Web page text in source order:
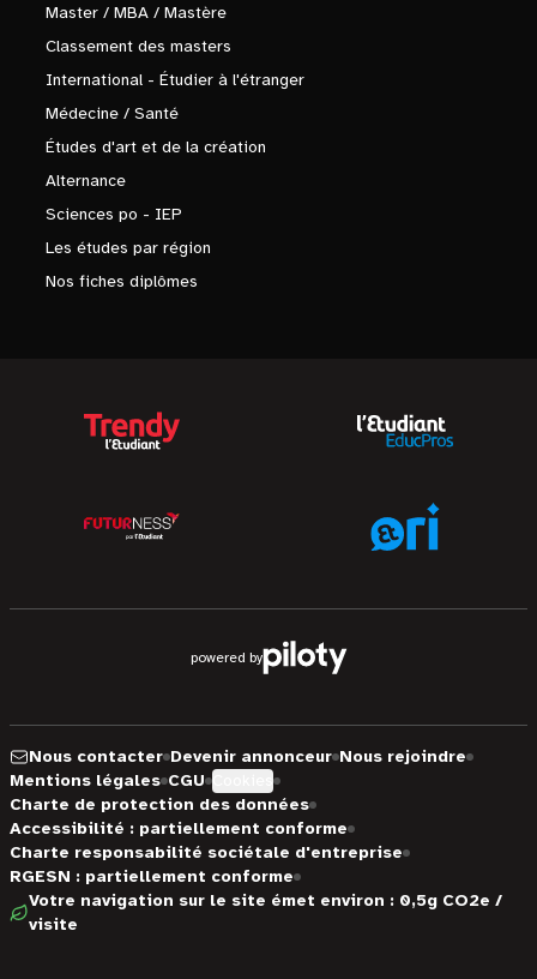
Master / MBA / Mastère
Classement des masters
International - Étudier à l'étranger
Médecine / Santé
Études d'art et de la création
Alternance
Sciences po - IEP
Les études par région
Nos fiches diplômes
powered by
Nous contacter Devenir annonceur Nous rejoindre
Mentions légales CGU
Charte de protection des données
Accessibilité : partiellement conforme
Charte responsabilité sociétale d'entreprise
RGESN : partiellement conforme
Votre navigation sur le site émet environ : 0,5g CO2e /
visite